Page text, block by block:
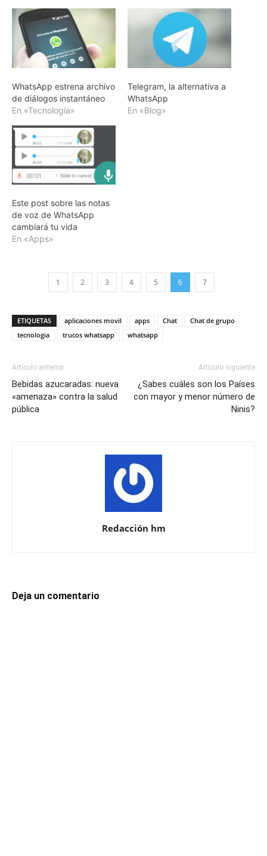
WhatsApp estrena archivo
de diálogos instantáneo
En «Tecnología»
Telegram, la alternativa a
WhatsApp
En «Blog»
Este post sobre las notas
de voz de WhatsApp
cambiará tu vida
En «Apps»
1 2 3 4 5 6 7
ETIQUETAS aplicaciones movil apps Chat
Chat de grupo
tecnologia
trucos whatsapp whatsapp
Artículo anterior
Bebidas azucaradas: nueva
«amenaza» contra la salud
pública
Artículo siguiente
¿Sabes cuáles son los Países
con mayor y menor número de
Ninis?
Redacción hm
Deja un comentario